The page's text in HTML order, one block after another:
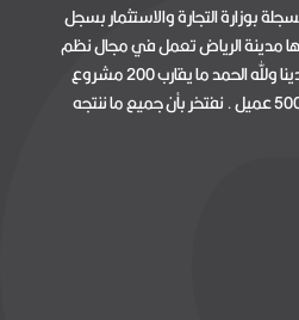
التجارة والاستثمار بسجل
1010426491 مقرها مدينة الرياض تعمل في مجال نظم
المعلومات منذ عام 2007 ، لدينا ولله الحمد ما يقارب 200 مشروع
تم الإستفادة منها من قبل 5000 عميل . نفتخر بأن جميع ما ننتجه